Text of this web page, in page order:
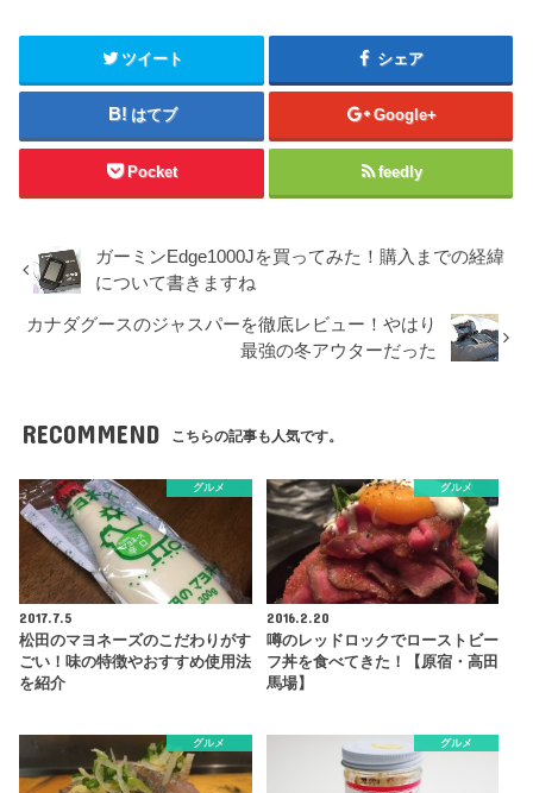
ツイート シェア
はてブ Google+
Pocket feedly
ガーミンEdge1000Jを買ってみた！購入までの経緯
について書きますね
カナダグースのジャスパーを徹底レビュー！やはり
最強の冬アウターだった
RECOMMEND こちらの記事も人気です。
グルメ
2017.7.5
松田のマヨネーズのこだわりがす
ごい！味の特徴やおすすめ使用法
を紹介
グルメ
2016.2.20
噂のレッドロックでローストビー
フ丼を食べてきた！【原宿・高田
馬場】
グルメ グルメ